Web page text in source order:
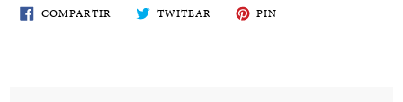
COMPARTIR COMPARTE
EN
TWITEAR TWITEA
EN
PIN